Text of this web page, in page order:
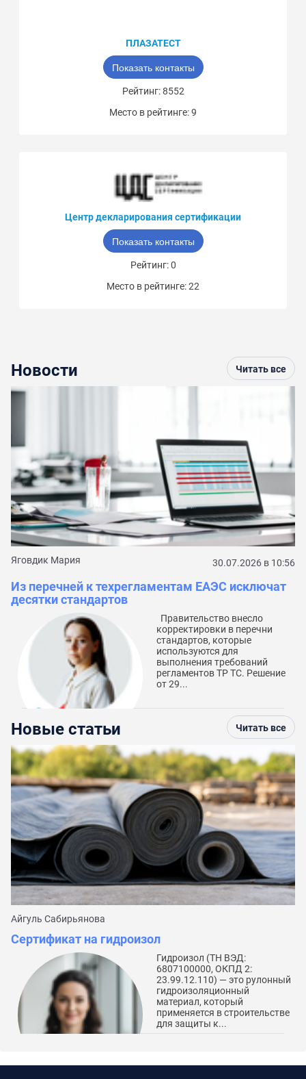
ПЛАЗАТЕСТ
Показать контакты
Рейтинг: 8552
Место в рейтинге: 9
Центр декларирования сертификации
Показать контакты
Рейтинг: 0
Место в рейтинге: 22
Новости Читать все
Яговдик Мария 30.07.2026 в 10:56
Из перечней к техрегламентам ЕАЭС исключат
десятки стандартов
Правительство внесло
корректировки в перечни
стандартов, которые
используются для
выполнения требований
регламентов ТР ТС. Решение
от 29...
Новые статьи Читать все
Айгуль Сабирьянова
Сертификат на гидроизол
Гидроизол (ТН ВЭД:
6807100000, ОКПД 2:
23.99.12.110) — это рулонный
гидроизоляционный
материал, который
применяется в строительстве
для защиты к...